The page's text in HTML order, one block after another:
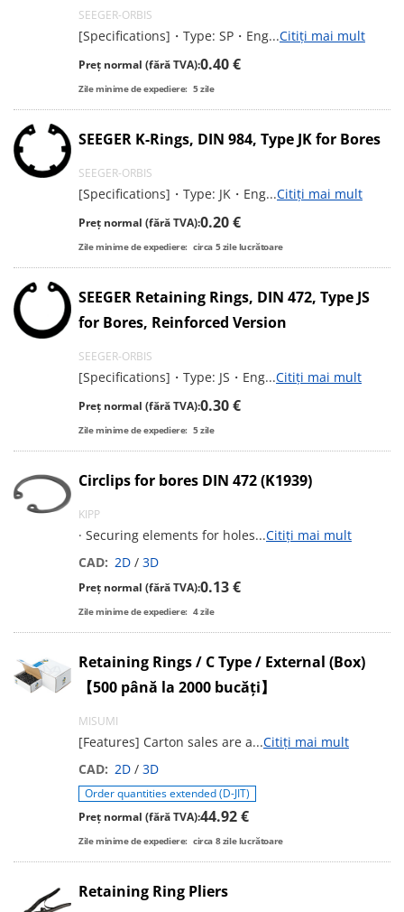
SEEGER-ORBIS
[Specifications]・Type: SP・Eng...Citiți mai mult
Preț normal (fără TVA):0.40 €
Zile minime de expediere: 5zile
SEEGER K-Rings, DIN 984, Type JK for Bores
SEEGER-ORBIS
[Specifications]・Type: JK・Eng...Citiți mai mult
Preț normal (fără TVA):0.20 €
Zile minime de expediere: circa 5zile lucrătoare
SEEGER Retaining Rings, DIN 472, Type JS
for Bores, Reinforced Version
SEEGER-ORBIS
[Specifications]・Type: JS・Eng...Citiți mai mult
Preț normal (fără TVA):0.30 €
Zile minime de expediere: 5zile
Circlips for bores DIN 472 (K1939)
KIPP
· Securing elements for holes...Citiți mai mult
CAD: 2D / 3D
Preț normal (fără TVA):0.13 €
Zile minime de expediere: 4zile
Retaining Rings / C Type / External (Box)
【500 până la 2000 bucăți】
MISUMI
[Features] Carton sales are a...Citiți mai mult
CAD: 2D / 3D
Order quantities extended (D-JIT)
Preț normal (fără TVA):44.92 €
Zile minime de expediere: circa 8zile lucrătoare
Retaining Ring Pliers